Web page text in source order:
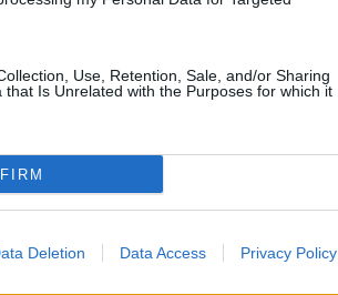
Use, Retention, Sale, and/or Sharing
that Is Unrelated with the Purposes for which it
Deletion Data Access Privacy Policy